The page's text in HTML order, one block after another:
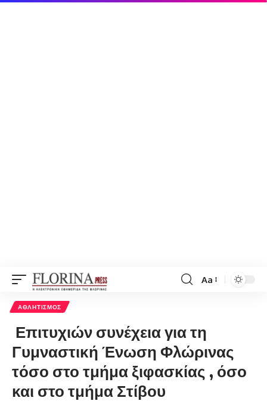
Font
Aa
ΑΘΛΗΤΙΣΜΌΣ
Επιτυχιών συνέχεια για τη
Γυμναστική Ένωση Φλώρινας
τόσο στο τμήμα ξιφασκίας , όσο
και στο τμήμα Στίβου